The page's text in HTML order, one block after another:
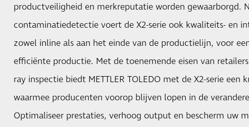
productveiligheid en merkreputatie worden gewaarborgd.
contaminatiedetectie voert de X2-serie ook kwaliteits- en
zowel inline als aan het einde van de productielijn, voor
efficiënte productie. Met de toenemende eisen van
ray inspectie biedt METTLER TOLEDO met de X2-serie een
waarmee producenten voorop blijven lopen in de
Optimaliseer prestaties, verhoog output en bescherm uw